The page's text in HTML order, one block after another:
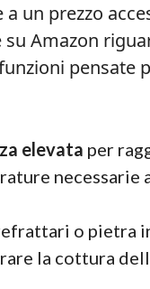
un prezzo
Amazon
pensate
elevata per
necessarie
o pietra
la cottura